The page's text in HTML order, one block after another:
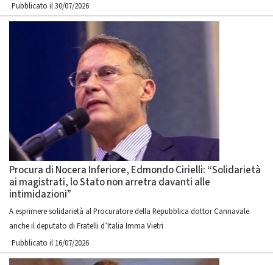
Pubblicato il 30/07/2026
Procura di Nocera Inferiore, Edmondo Cirielli: “Solidarietà
ai magistrati, lo Stato non arretra davanti alle
intimidazioni”
A esprimere solidarietà al Procuratore della Repubblica dottor Cannavale
anche il deputato di Fratelli d’Italia Imma Vietri
Pubblicato il 16/07/2026